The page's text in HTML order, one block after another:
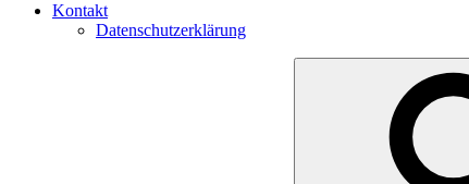
Kontakt
Datenschutzerklärung